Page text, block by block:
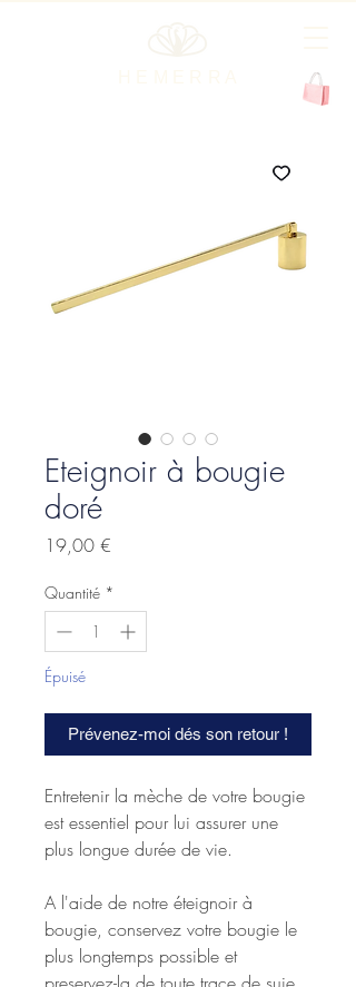
Eteignoir à bougie
doré
19,00 €
Quantité *
Épuisé
Prévenez-moi dés son retour !
Entretenir la mèche de votre bougie
est essentiel pour lui assurer une
plus longue durée de vie.
A l'aide de notre éteignoir à
bougie, conservez votre bougie le
plus longtemps possible et